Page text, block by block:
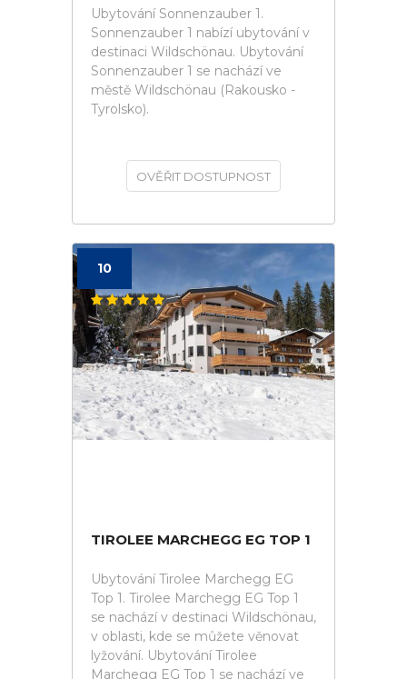
Ubytování Sonnenzauber 1.
Sonnenzauber 1 nabízí ubytování v
destinaci Wildschönau. Ubytování
Sonnenzauber 1 se nachází ve
městě Wildschönau (Rakousko -
Tyrolsko).
OVĚŘIT DOSTUPNOST
10
TIROLEE MARCHEGG EG TOP 1
Ubytování Tirolee Marchegg EG
Top 1. Tirolee Marchegg EG Top 1
se nachází v destinaci Wildschönau,
v oblasti, kde se můžete věnovat
lyžování. Ubytování Tirolee
Marchegg EG Top 1 se nachází ve